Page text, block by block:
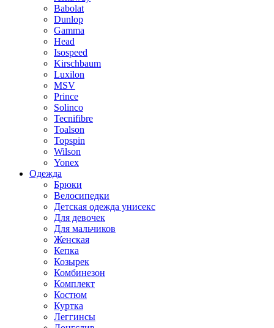
Babolat
Dunlop
Gamma
Head
Isospeed
Kirschbaum
Luxilon
MSV
Prince
Solinco
Tecnifibre
Toalson
Topspin
Wilson
Yonex
Одежда
Брюки
Велосипедки
Детская одежда унисекс
Для девочек
Для мальчиков
Женская
Кепка
Козырек
Комбинезон
Комплект
Костюм
Куртка
Леггинсы